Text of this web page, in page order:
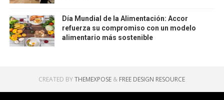
Día Mundial de la Alimentación: Accor
refuerza su compromiso con un modelo
alimentario más sostenible
CREATED BYTHEMEXPOSE & FREE DESIGN RESOURCE